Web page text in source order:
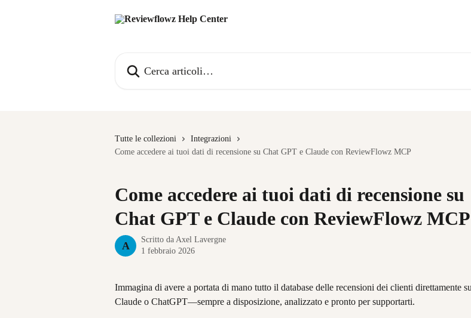
Tutte le collezioni
Integrazioni
Come accedere ai tuoi dati di recensione su Chat GPT e Claude con ReviewFlowz MCP
Come accedere ai tuoi dati di recensione su
Chat GPT e Claude con ReviewFlowz MCP
A
Scritto da Axel Lavergne
1 febbraio 2026
Immagina di avere a portata di mano tutto il database delle recensioni dei clienti direttamente su
Claude o ChatGPT—sempre a disposizione, analizzato e pronto per supportarti.